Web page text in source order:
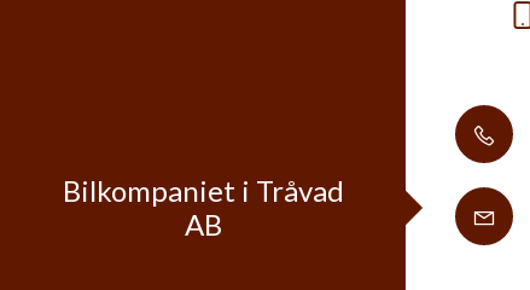
Bilkompaniet i Tråvad
AB